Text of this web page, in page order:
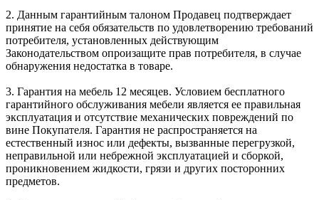
2. Данным гарантийным талоном Продавец подтверждает
принятие на себя обязательств по удовлетворению требований
потребителя, установленных действующим
Законодательством опроизащите прав потребителя, в случае
обнаружения недостатка в товаре.
3. Гарантия на мебель 12 месяцев. Условием бесплатного
гарантийного обслуживания мебели является ее правильная
эксплуатация и отсутствие механических повреждений по
вине Покупателя. Гарантия не распространяется на
естественный износ или дефекты, вызванные перегрузкой,
неправильной или небрежной эксплуатацией и сборкой,
проникновением жидкости, грязи и других посторонних
предметов.